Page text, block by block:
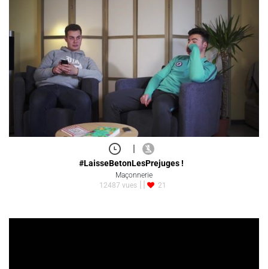
|
#LaisseBetonLesPrejuges !
Maçonnerie
12487 vues
21